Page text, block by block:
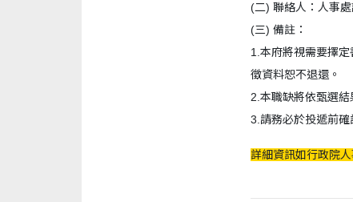
(二) 聯絡人：人事
(三) 備註：
1.本府將視需要擇
徵資料恕不退還。
2.本職缺將依甄選
3.請務必於投遞前確
詳細資訊如行政院